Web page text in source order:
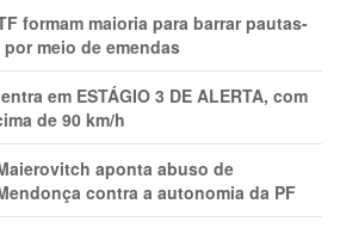
formam maioria para barrar pautas-
meio de emendas
em ESTÁGIO 3 DE ALERTA, com
de 90 km/h
aponta abuso de
contra a autonomia da PF